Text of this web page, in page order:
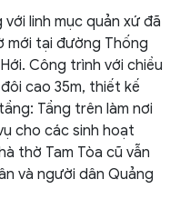
với linh mục quản xứ đã
mới tại đường Thống
Công trình với chiều
cao 35m, thiết kế
Tầng trên làm nơi
cho các sinh hoạt
thờ Tam Tòa cũ vẫn
và người dân Quảng